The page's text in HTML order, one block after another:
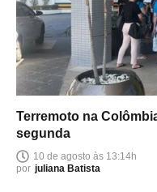
Terremoto na
segunda
10 de agosto às 13:14h
por juliana Batista